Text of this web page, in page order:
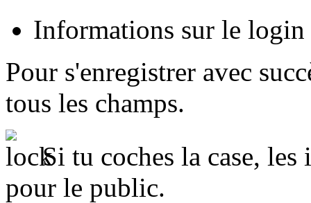
Informations sur le login
Pour s'enregistrer avec
tous les champs.
Si tu coches la case,
pour le public.